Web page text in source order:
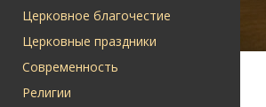
Церковное благочестие
Церковные праздники
Современность
Религии